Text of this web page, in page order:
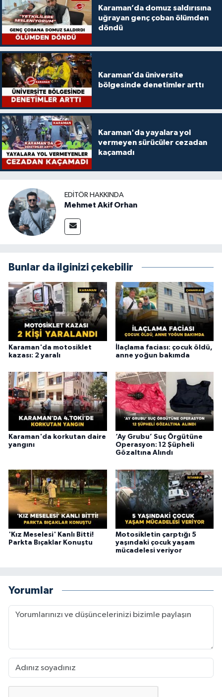
Karaman’da domuz saldırısına
uğrayan genç çoban ölümden
döndü
Karaman’da üniversite
bölgesinde denetimler arttı
Karaman'da yayalara yol
vermeyen sürücüler cezadan
kaçamadı
EDITÖR HAKKINDA
Mehmet Akif Orhan
Bunlar da ilginizi çekebilir
Karaman'da motosiklet
kazası: 2 yaralı
İlaçlama faciası: çocuk öldü,
anne yoğun bakımda
Karaman'da korkutan daire
yangını
‘Ay Grubu’ Suç Örgütüne
Operasyon: 12 Şüpheli
Gözaltına Alındı
'Kız Meselesi' Kanlı Bitti!
Parkta Bıçaklar Konuştu
Motosikletin çarptığı 5
yaşındaki çocuk yaşam
mücadelesi veriyor
Yorumlar